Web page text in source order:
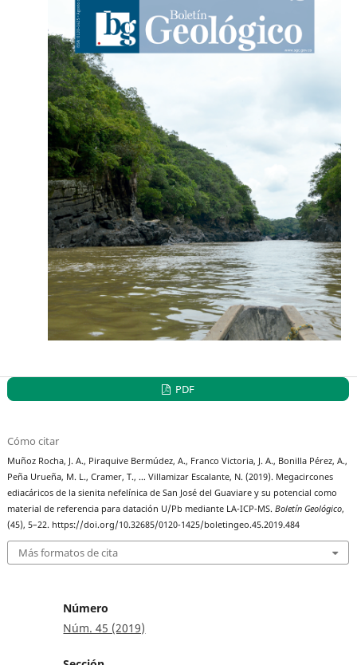
PDF
Cómo citar
Muñoz Rocha, J. A., Piraquive Bermúdez, A., Franco Victoria, J. A., Bonilla Pérez, A.,
Peña Urueña, M. L., Cramer, T., … Villamizar Escalante, N. (2019). Megacircones
ediacáricos de la sienita nefelínica de San José del Guaviare y su potencial como
material de referencia para datación U/Pb mediante LA-ICP-MS.Boletín Geológico,
(45), 5–22. https://doi.org/10.32685/0120-1425/boletingeo.45.2019.484
Más formatos de cita
Número
Núm. 45 (2019)